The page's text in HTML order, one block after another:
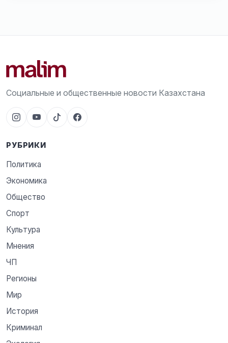
Социальные и общественные новости Казахстана
РУБРИКИ
Политика
Экономика
Общество
Спорт
Культура
Мнения
ЧП
Регионы
Мир
История
Криминал